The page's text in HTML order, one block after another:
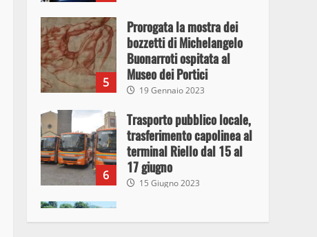
5
Prorogata la mostra dei
bozzetti di Michelangelo
Buonarroti ospitata al
Museo dei Portici
19 Gennaio 2023
6
Trasporto pubblico locale,
trasferimento capolinea al
terminal Riello dal 15 al
17 giugno
15 Giugno 2023
Giochi Sportivi